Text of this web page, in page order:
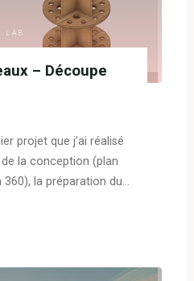
LAB
– Découpe
projet que j’ai réalisé
la conception (plan
360), la préparation du…